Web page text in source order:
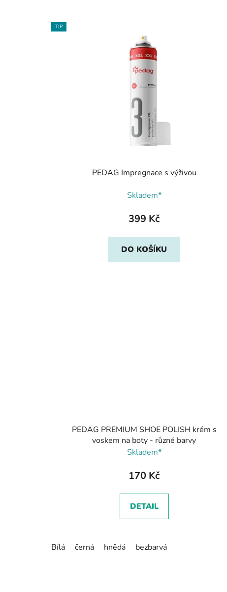
TIP
PEDAG Impregnace s výživou
Skladem*
399 Kč
DO KOŠÍKU
PEDAG PREMIUM SHOE POLISH krém s
voskem na boty - různé barvy
Skladem*
170 Kč
DETAIL
Bílá černá hnědá bezbarvá